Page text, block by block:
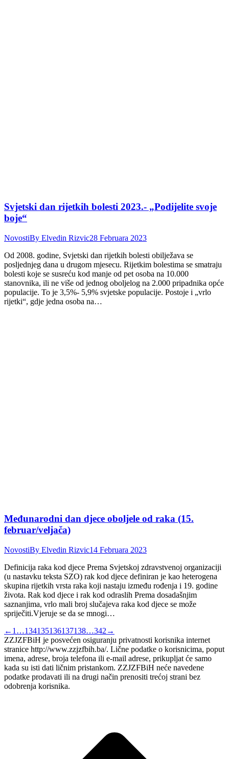
Svjetski dan rijetkih bolesti 2023.- „Podijelite svoje
boje“
NovostiBy Elvedin Rizvic28 Februara 2023
Od 2008. godine, Svjetski dan rijetkih bolesti obilježava se
posljednjeg dana u drugom mjesecu. Rijetkim bolestima se smatraju
bolesti koje se susreću kod manje od pet osoba na 10.000
stanovnika, ili ne više od jednog oboljelog na 2.000 pripadnika opće
populacije. To je 3,5%- 5,9% svjetske populacije. Postoje i „vrlo
rijetki“, gdje jedna osoba na…
Međunarodni dan djece oboljele od raka (15.
februar/veljača)
NovostiBy Elvedin Rizvic14 Februara 2023
Definicija raka kod djece Prema Svjetskoj zdravstvenoj organizaciji
(u nastavku teksta SZO) rak kod djece definiran je kao heterogena
skupina rijetkih vrsta raka koji nastaju između rođenja i 19. godine
života. Rak kod djece i rak kod odraslih Prema dosadašnjim
saznanjima, vrlo mali broj slučajeva raka kod djece se može
spriječiti.Vjeruje se da se mnogi…
← 1 …134135136137138…342 →
ZZJZFBiH je posvećen osiguranju privatnosti korisnika internet
stranice http://www.zzjzfbih.ba/. Lične podatke o korisnicima, poput
imena, adrese, broja telefona ili e-mail adrese, prikupljat će samo
kada su isti dati ličnim pristankom. ZZJZFBiH neće navedene
podatke prodavati ili na drugi način prenositi trećoj strani bez
odobrenja korisnika.